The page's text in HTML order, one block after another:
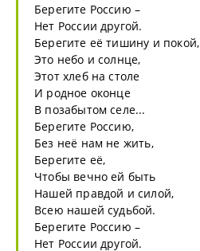
Берегите Россию –
Нет России другой.
Берегите её тишину и покой,
Это небо и солнце,
Этот хлеб на столе
И родное оконце
В позабытом селе...
Берегите Россию,
Без неё нам не жить,
Берегите её,
Чтобы вечно ей быть
Нашей правдой и силой,
Всею нашей судьбой.
Берегите Россию –
Нет России другой.